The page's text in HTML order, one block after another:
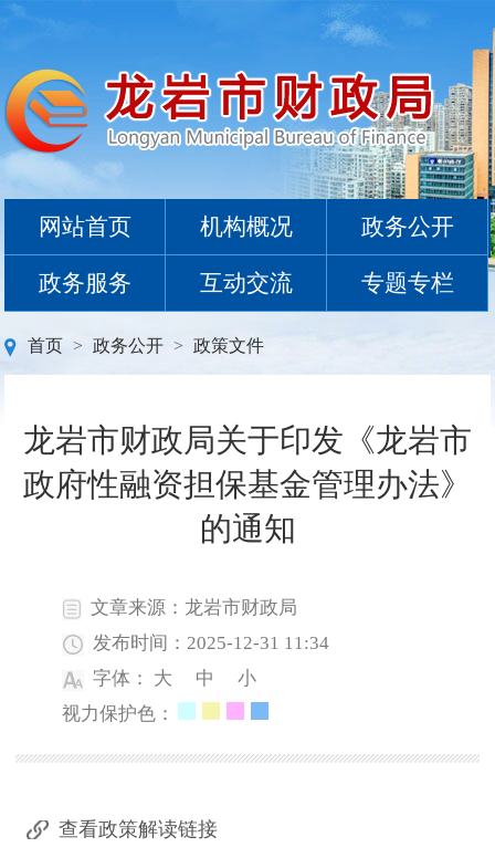
网站首页 机构概况 政务公开
政务服务 互动交流 专题专栏
首页 > 政务公开 > 政策文件
龙岩市财政局关于印发《龙岩市
政府性融资担保基金管理办法》
的通知
文章来源：龙岩市财政局
发布时间：2025-12-31 11:34
字体： 大 中
小
视力保护色：
查看政策解读链接